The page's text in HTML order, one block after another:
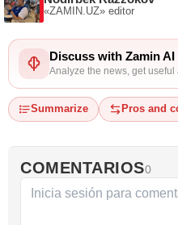
«ZAMIN.UZ» editor
Discuss with Zamin AI
Analyze the news, get useful
Summarize Pros and
COMENTARIOS0